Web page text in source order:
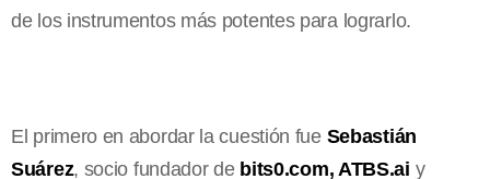
de los instrumentos más potentes para lograrlo.
El primero en abordar la cuestión fue Sebastián
Suárez, socio fundador de bits0.com, ATBS.ai y